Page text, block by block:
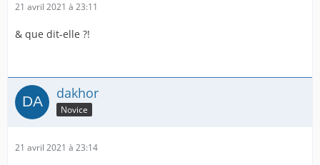
21 avril 2021 à 23:11
& que dit-elle ?!
dakhor
Novice
21 avril 2021 à 23:14